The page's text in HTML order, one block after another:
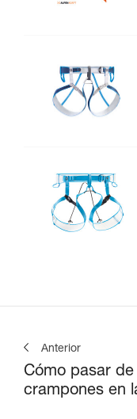
Anterior
Cómo pasar
crampones en